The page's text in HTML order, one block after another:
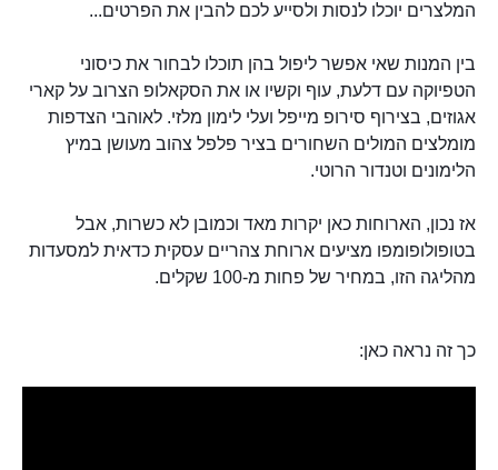
המלצרים יוכלו לנסות ולסייע לכם להבין את הפרטים...
בין המנות שאי אפשר ליפול בהן תוכלו לבחור את כיסוני
הטפיוקה עם דלעת, עוף וקשיו או את הסקאלופ הצרוב על קארי
אגוזים, בצירוף סירופ מייפל ועלי לימון מלזי. לאוהבי הצדפות
מומלצים המולים השחורים בציר פלפל צהוב מעושן במיץ
הלימונים וטנדור הרוטי.
אז נכון, הארוחות כאן יקרות מאד וכמובן לא כשרות, אבל
בטופולופומפו מציעים ארוחת צהריים עסקית כדאית למסעדות
מהליגה הזו, במחיר של פחות מ-100 שקלים.
כך זה נראה כאן: